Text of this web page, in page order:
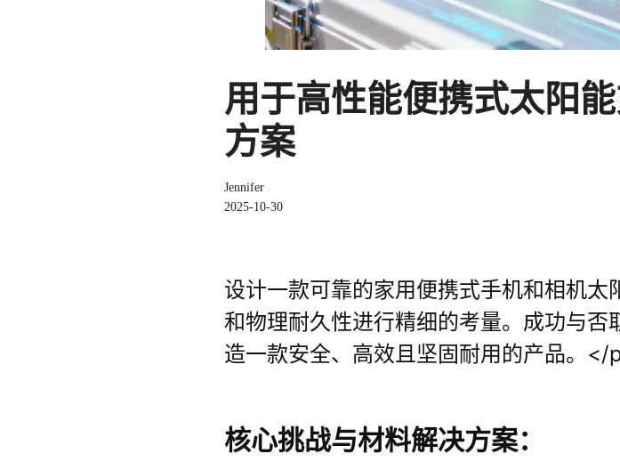
用于高性能便携式太阳
方案
Jennifer
2025-10-30
设计一款可靠的家用便携式手机和相机
和物理耐久性进行精细的考量。成功与
造一款安全、高效且坚固耐用的产品。</
核心挑战与材料解决方案：